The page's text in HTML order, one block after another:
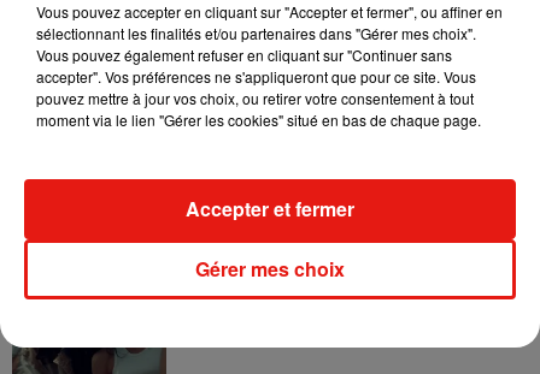
7 août 2026
Angèle et Amélie Lens dévoilent leur
Benny Blanco invite Selena Gomez et
Vous pouvez accepter en cliquant sur "Accepter et fermer", ou affiner en
sélectionnant les finalités et/ou partenaires dans "Gérer mes choix".
Vous pouvez également refuser en cliquant sur "Continuer sans
accepter". Vos préférences ne s'appliqueront que pour ce site. Vous
pouvez mettre à jour vos choix, ou retirer votre consentement à tout
moment via le lien "Gérer les cookies" situé en bas de chaque page.
Gérer mes choix
Accepter et fermer